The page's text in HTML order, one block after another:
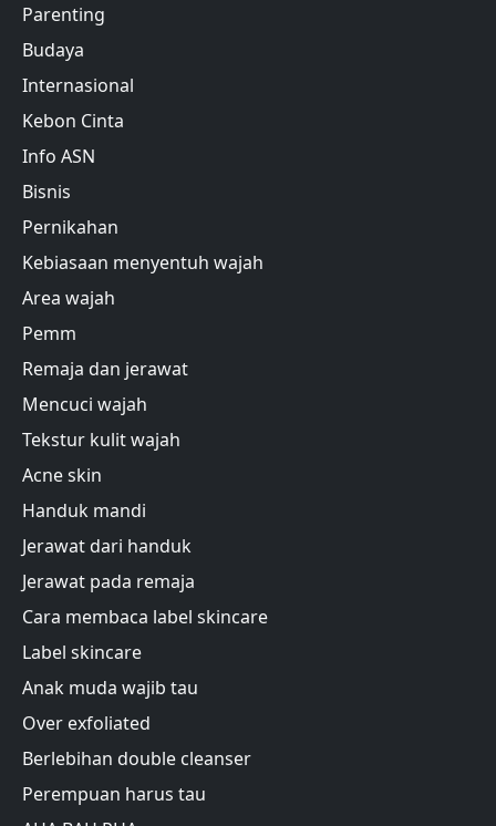
Parenting
Budaya
Internasional
Kebon Cinta
Info ASN
Bisnis
Pernikahan
Kebiasaan menyentuh wajah
Area wajah
Pemm
Remaja dan jerawat
Mencuci wajah
Tekstur kulit wajah
Acne skin
Handuk mandi
Jerawat dari handuk
Jerawat pada remaja
Cara membaca label skincare
Label skincare
Anak muda wajib tau
Over exfoliated
Berlebihan double cleanser
Perempuan harus tau